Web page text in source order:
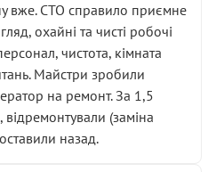
вже. СТО справило приємне
охайні та чисті робочі
чистота, кімната
Майстри зробили
на ремонт. За 1,5
(заміна
назад.